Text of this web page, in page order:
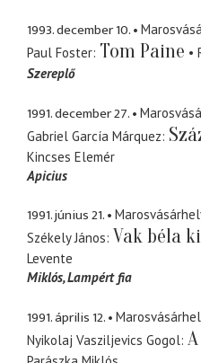
1993. december 10.
Paul Foster Tom Paine
Szereplő
1991. december 27.
Gabriel García Márquez
Kincses Elemér
Apicius
1991. június 21.
Székely János Vak béla
Levente
Miklós Lampért fia
1991. április 12.
Nyikolaj Vasziljevics Gogol